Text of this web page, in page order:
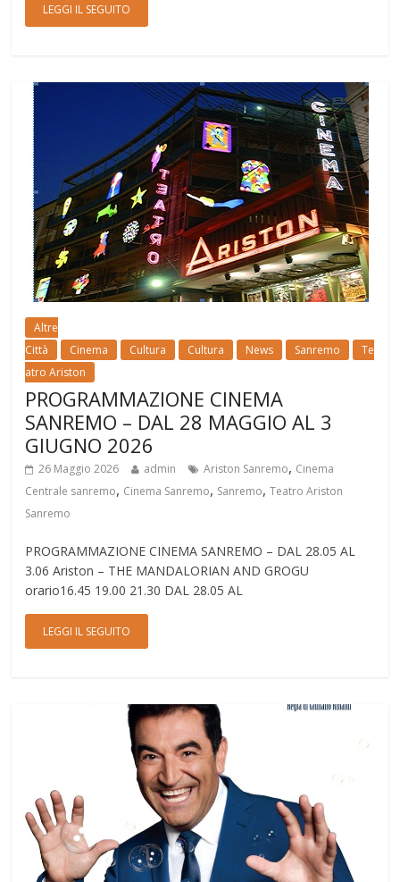
LEGGI IL SEGUITO
Altre
Città
Cinema Cultura Cultura News Sanremo
Te
atro Ariston
PROGRAMMAZIONE CINEMA
SANREMO – DAL 28 MAGGIO AL 3
GIUGNO 2026
26 Maggio 2026 admin Ariston Sanremo, Cinema
Centrale sanremo, Cinema Sanremo, Sanremo,Teatro Ariston
Sanremo
PROGRAMMAZIONE CINEMA SANREMO – DAL 28.05 AL
3.06 Ariston – THE MANDALORIAN AND GROGU
orario16.45 19.00 21.30 DAL 28.05 AL
LEGGI IL SEGUITO